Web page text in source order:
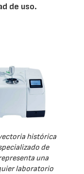
de uso.
histórica
de
una
laboratorio